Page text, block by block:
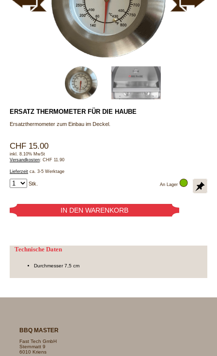
ERSATZ THERMOMETER FÜR DIE HAUBE
Ersatzthermometer zum Einbau im Deckel.
CHF 15.00
inkl. 8.10% MwSt
Versandkosten: CHF 11.90
Lieferzeit ca. 3-5 Werktage
Stk. An Lager
Technische Daten
Durchmesser 7,5 cm
BBQ MASTER
Fast Tech GmbH
Sternmatt 9
6010 Kriens